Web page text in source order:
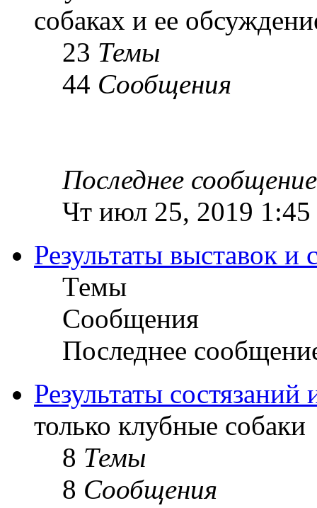
собаках и ее
23 Темы
44 Сообщения
Последнее сообщение
Чт июл 25, 2019 1:45
Результаты выставок и
Темы
Сообщения
Последнее
Результаты
только клубные собаки
8 Темы
8 Сообщения